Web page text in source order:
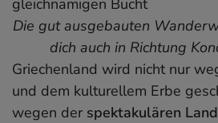
Die gut ausgebauten
dich auch in Richtung
Griechenland wird nicht nur
und dem kulturellem Erbe
wegen der spektakulären